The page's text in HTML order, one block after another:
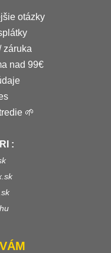
otázky
záruka
nad 99€
🌱
: